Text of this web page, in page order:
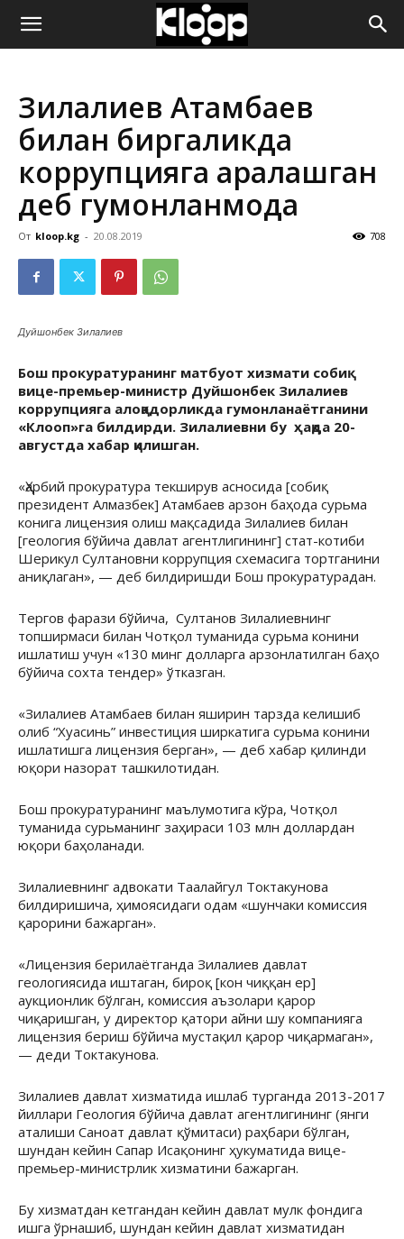
ҚИРҒИЗИСТОН
ЯНГИЛИКЛАРИ
Зилалиев Атамбаев
билан биргаликда
коррупцияга аралашган
деб гумонланмоқда
От kloop.kg - 20.08.2019 708
Дуйшонбек Зилалиев
Бош прокуратуранинг матбуот хизмати собиқ
вице-премьер-министр Дуйшонбек Зилалиев
коррупцияга алоқадорликда гумонланаётганини
«Клооп»га билдирди. Зилалиевни бу ҳақда 20-
августда хабар қилишган.
«Ҳарбий прокуратура текширув асносида [собиқ
президент Алмазбек] Атамбаев арзон баҳода сурьма
конига лицензия олиш мақсадида Зилалиев билан
[геология бўйича давлат агентлигининг] стат-котиби
Шерикул Султановни коррупция схемасига тортганини
аниқлаган», — деб билдиришди Бош прокуратурадан.
Тергов фарази бўйича, Султанов Зилалиевнинг
топширмаси билан Чотқол туманида сурьма конини
ишлатиш учун «130 минг долларга арзонлатилган баҳо
бўйича сохта тендер» ўтказган.
«Зилалиев Атамбаев билан яширин тарзда келишиб
олиб “Хуасинь” инвестиция ширкатига сурьма конини
ишлатишга лицензия берган», — деб хабар қилинди
юқори назорат ташкилотидан.
Бош прокуратуранинг маълумотига кўра, Чотқол
туманида сурьманинг заҳираси 103 млн доллардан
юқори баҳоланади.
Зилалиевнинг адвокати Таалайгул Токтакунова
билдиришича, ҳимоясидаги одам «шунчаки комиссия
қарорини бажарган».
«Лицензия берилаётганда Зилалиев давлат
геологиясида иштаган, бироқ [кон чиққан ер]
аукционлик бўлган, комиссия аъзолари қарор
чиқаришган, у директор қатори айни шу компанияга
лицензия бериш бўйича мустақил қарор чиқармаган»,
— деди Токтакунова.
Зилалиев давлат хизматида ишлаб турганда 2013-2017
йиллари Геология бўйича давлат агентлигининг (янги
аталиши Саноат давлат қўмитаси) раҳбари бўлган,
шундан кейин Сапар Исақонинг ҳукуматида вице-
премьер-министрлик хизматини бажарган.
Бу хизматдан кетгандан кейин давлат мулк фондига
ишга ўрнашиб, шундан кейин давлат хизматидан